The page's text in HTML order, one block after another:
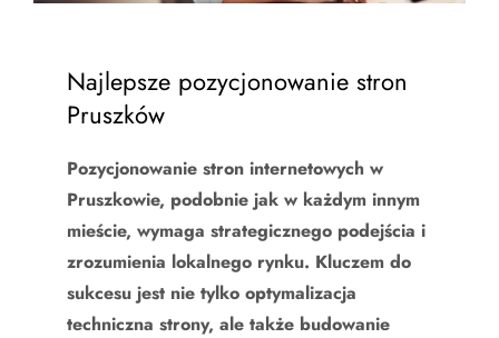
Najlepsze pozycjonowanie stron
Pruszków
Pozycjonowanie stron internetowych w
Pruszkowie, podobnie jak w każdym innym
mieście, wymaga strategicznego podejścia i
zrozumienia lokalnego rynku. Kluczem do
sukcesu jest nie tylko optymalizacja
techniczna strony, ale także budowanie